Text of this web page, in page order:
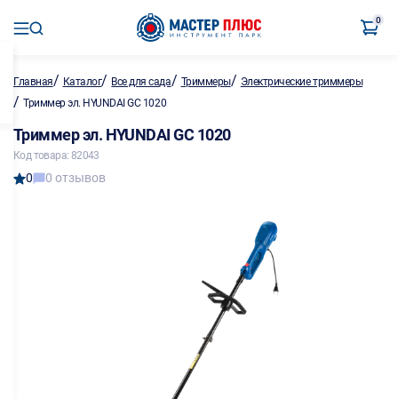
0
Главная/ Каталог/ Все для сада/ Триммеры/ Электрические триммеры
/ Триммер эл. HYUNDAI GC 1020
Триммер эл. HYUNDAI GC 1020
Код товара: 82043
0 0 отзывов